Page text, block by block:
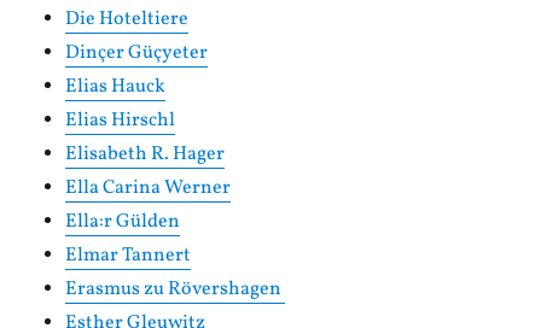
Die Hoteltiere
Dinçer Güçyeter
Elias Hauck
Elias Hirschl
Elisabeth R. Hager
Ella Carina Werner
Ella:r Gülden
Elmar Tannert
Erasmus zu Rövershagen